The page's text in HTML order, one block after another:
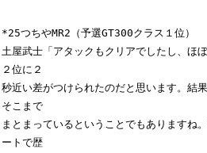
*25つちやMR2（予選GT300クラス１位）
土屋武士「アタックもクリアでしたし、ほ
２位に２
秒近い差がつけられたのだと思います。結
そこまで
まとまっているということでもありますね
ートで歴